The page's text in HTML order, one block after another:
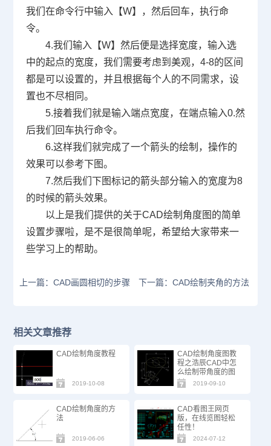
我们在命令行中输入【W】，然后回车，执行命
令。
4.我们输入【W】然后便是选择宽度，输入选
中的起点的宽度，我们需要考虑到美观， 4-8的区间
都是可以设置的，并且根据每个人的不同需求，设
置也不尽相同。
5.接着我们就是输入端点宽度，在端点输入0.然
后我们回车执行命令。
6.这样我们就完成了一个箭头的绘制，操作的
效果可以参考下图。
7.然后我们下图标记的箭头部分输入的宽度为8
的时候的箭头效果。
以上是我们提供的关于CAD绘制角度图的简单
设置步骤啦，是不是很简单呢，希望给大家带来一
些学习上的帮助。
上一篇：CAD画圆相切的步骤 下一篇：CAD绘制夹角的方法
相关文章推荐
CAD绘制角度教程
2019-10-08
CAD绘制角度图教
程之浩辰CAD中怎
么绘制带角度的图
2019-09-10
CAD绘制角度的方
法
2019-06-06
CAD看图王网页
版，在线览图轻松
任性！
2024-07-12